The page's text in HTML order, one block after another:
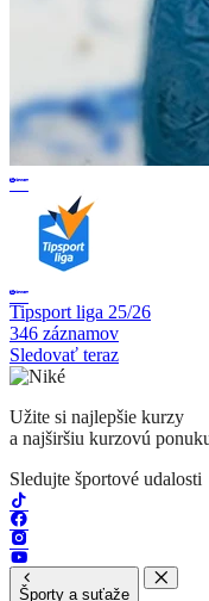
Tipsport liga 25/26
346 záznamov
Sledovať teraz
Užite si najlepšie kurzy
a najširšiu kurzovú
Sledujte športové udalosti
Športy a suťaže